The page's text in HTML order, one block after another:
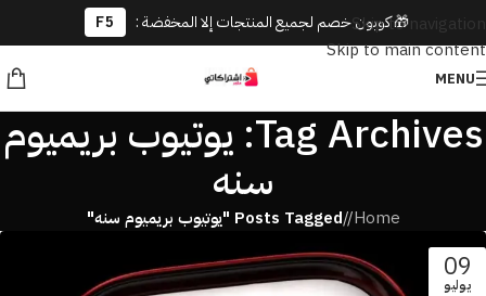
🎁 كوبون خصم لجميع المنتجات إلا المخفضة : F5
Skip to navigation
Skip to main content
MENU
Tag Archives: يوتيوب بريميوم
سنه
Home
/ Posts Tagged "يوتيوب بريميوم سنه"
09
يوليو